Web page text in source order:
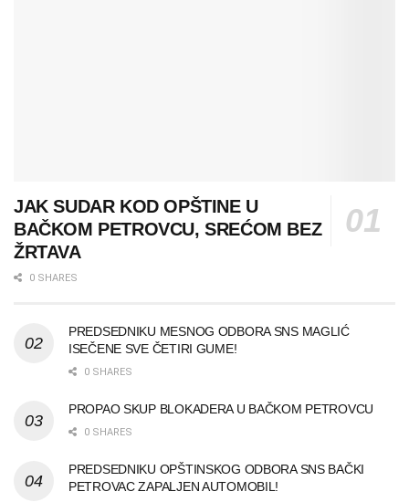
JAK SUDAR KOD OPŠTINE U
BAČKOM PETROVCU, SREĆOM BEZ
ŽRTAVA
0 SHARES
PREDSEDNIKU MESNOG ODBORA SNS MAGLIĆ
ISEČENE SVE ČETIRI GUME!
0 SHARES
PROPAO SKUP BLOKADERA U BAČKOM PETROVCU
0 SHARES
PREDSEDNIKU OPŠTINSKOG ODBORA SNS BAČKI
PETROVAC ZAPALJEN AUTOMOBIL!